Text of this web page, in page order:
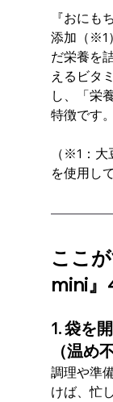
『おにも
添加（※1
だ栄養を
えるビタ
し、「栄
特徴です。
（※1：
を使用し
ここ
mini
1. 袋を
（温め
調理や準
けば、忙